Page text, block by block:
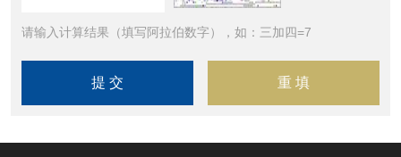
请输入计算结果（填写阿拉伯数字），如：三加四=7